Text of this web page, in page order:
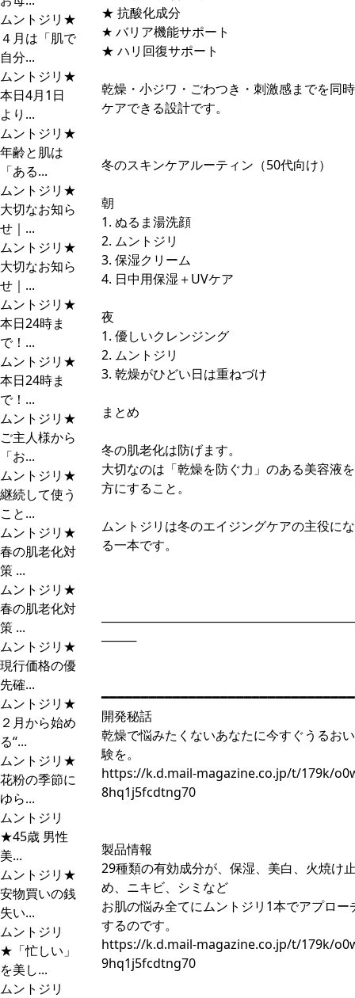
ムントジリ★
４月は「肌で
自分...
ムントジリ★
本日4月1日
より...
ムントジリ★
年齢と肌は
「ある...
ムントジリ★
大切なお知ら
せ｜...
ムントジリ★
大切なお知ら
せ｜...
ムントジリ★
本日24時ま
で！...
ムントジリ★
本日24時ま
で！...
ムントジリ★
ご主人様から
「お...
ムントジリ★
継続して使う
こと...
ムントジリ★
春の肌老化対
策 ...
ムントジリ★
春の肌老化対
策 ...
ムントジリ★
現行価格の優
先確...
ムントジリ★
２月から始め
る“...
ムントジリ★
花粉の季節に
ゆら...
ムントジリ
★45歳 男性
美...
ムントジリ★
安物買いの銭
失い...
ムントジリ
★「忙しい」
を美し...
ムントジリ
★ 抗酸化成分
★ バリア機能サポート
★ ハリ回復サポート
乾燥・小ジワ・ごわつき・刺激感までを同
ケアできる設計です。
冬のスキンケアルーティン（50代向け）
朝
1. ぬるま湯洗顔
2. ムントジリ
3. 保湿クリーム
4. 日中用保湿＋UVケア
夜
1. 優しいクレンジング
2. ムントジリ
3. 乾燥がひどい日は重ねづけ
まとめ
冬の肌老化は防げます。
大切なのは「乾燥を防ぐ力」のある美容液
方にすること。
ムントジリは冬のエイジングケアの主役に
る一本です。
────
開発秘話
乾燥で悩みたくないあなたに今すぐうるお
験を。
https://k.d.mail-magazine.co.jp/t/179k/
8hq1j5fcdtng70
製品情報
29種類の有効成分が、保湿、美白、火焼け
め、ニキビ、シミなど
お肌の悩み全てにムントジリ1本でアプロー
するのです。
https://k.d.mail-magazine.co.jp/t/179k/
9hq1j5fcdtng70